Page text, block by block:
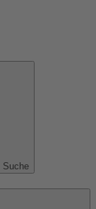
Suche